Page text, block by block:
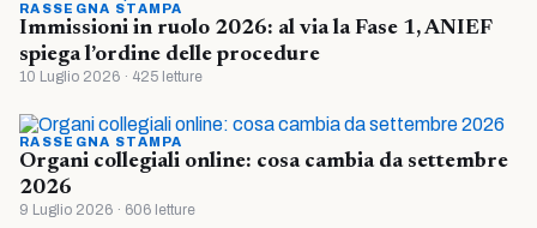
RASSEGNA STAMPA
Immissioni in ruolo 2026: al via la Fase 1, ANIEF
spiega l’ordine delle procedure
10 Luglio 2026 · 425 letture
RASSEGNA STAMPA
Organi collegiali online: cosa cambia da settembre
2026
9 Luglio 2026 · 606 letture